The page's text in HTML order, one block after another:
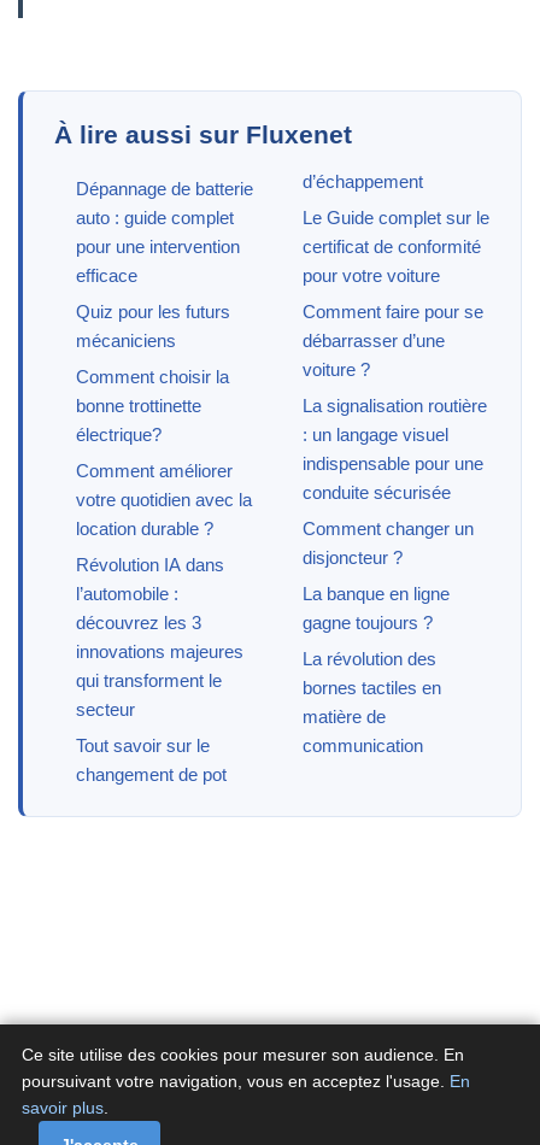
À lire aussi sur Fluxenet
Dépannage de batterie
auto : guide complet
pour une intervention
efficace
Quiz pour les futurs
mécaniciens
Comment choisir la
bonne trottinette
électrique?
Comment améliorer
votre quotidien avec la
location durable ?
Révolution IA dans
l’automobile :
découvrez les 3
innovations majeures
qui transforment le
secteur
Tout savoir sur le
changement de pot
d’échappement
Le Guide complet sur le
certificat de conformité
pour votre voiture
Comment faire pour se
débarrasser d’une
voiture ?
La signalisation routière
: un langage visuel
indispensable pour une
conduite sécurisée
Comment changer un
disjoncteur ?
La banque en ligne
gagne toujours ?
La révolution des
bornes tactiles en
matière de
communication
A propos
Ce site utilise des cookies pour mesurer son audience. En
poursuivant votre navigation, vous en acceptez l'usage. En
savoir plus